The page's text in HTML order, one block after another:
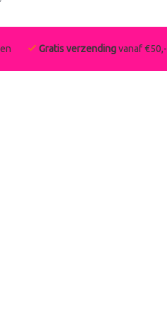
Gratis verzendingvanaf €50,-